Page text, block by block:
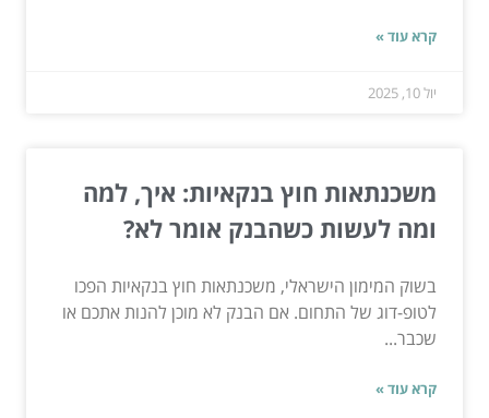
קרא עוד »
יול 10, 2025
משכנתאות חוץ בנקאיות: איך, למה
ומה לעשות כשהבנק אומר לא?
בשוק המימון הישראלי, משכנתאות חוץ בנקאיות הפכו
לטופ-דוג של התחום. אם הבנק לא מוכן להנות אתכם או
שכבר...
קרא עוד »